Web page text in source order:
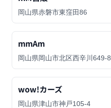
岡山県赤磐市東窪田86
mmAm
岡山県岡山市北区西辛川649-8
wow!カーズ
岡山県津山市神戸105-4